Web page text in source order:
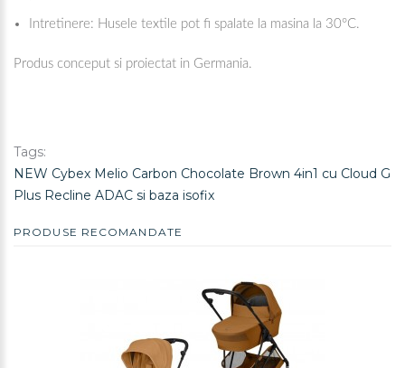
Intretinere: Husele textile pot fi spalate la masina la 30°C.
Produs conceput si proiectat in Germania.
Tags:
NEW Cybex Melio Carbon Chocolate Brown 4in1 cu Cloud G
Plus Recline ADAC si baza isofix
PRODUSE RECOMANDATE